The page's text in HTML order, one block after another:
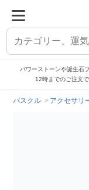
パワーストーンや誕生石
12時までのご注文で
パスクル アクセサリ